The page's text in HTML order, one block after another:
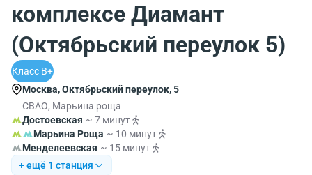
комплексе Диамант
(Октябрьский переулок 5)
Класс B+
Москва, Октябрьский переулок, 5
СВАО, Марьина роща
Достоевская ~ 7 минут
Марьина Роща ~ 10 минут
Менделеевская ~ 15 минут
+ ещё 1 станция